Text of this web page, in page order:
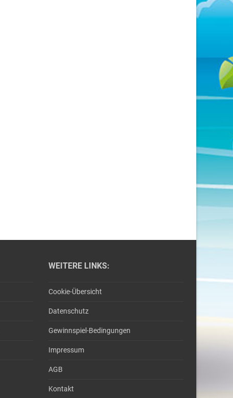
WEITERE LINKS:
Cookie-Übersicht
Datenschutz
Gewinnspiel-Bedingungen
Impressum
AGB
Kontakt